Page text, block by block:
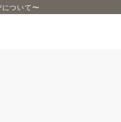
ついて〜